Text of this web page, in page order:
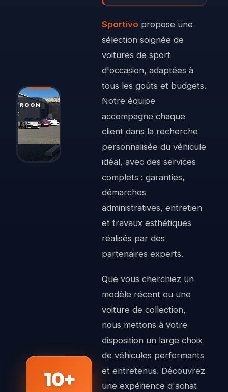
LIVE
10+
Sportivo propose une
sélection soignée de
voitures de sport
d'occasion, adaptées à
tous les goûts et budgets.
Notre équipe
accompagne chaque
client dans la recherche
personnalisée du véhicule
idéal, avec des services
complets : garanties,
démarches
administratives, entretien
et travaux esthétiques
réalisés par des
partenaires experts.
Que vous cherchiez un
modèle récent ou une
voiture de collection,
nous mettons à votre
disposition un large choix
de véhicules performants
et entretenus. Découvrez
une expérience d'achat